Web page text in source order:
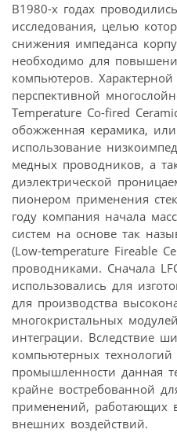
В1980-х годах
исследования, целью
снижения импеданса
необходимо для
компьютеров.
перспективной
Temperature Co-fired
обожженная керамика, или
использование
медных проводников, а
диэлектрической
пионером применения
году компания начала
систем на основе так
(Low-temperature Fireable
проводниками. Сначала
использовались для
для производства
многокристальных
интеграции. Вследствие
компьютерных
промышленности данная
крайне востребованной
применений, работающих
внешних воздействий.